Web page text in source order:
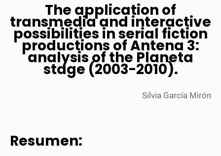
The application of
transmedia and interactive
possibilities in serial fiction
productions of Antena 3:
analysis of the Planeta
stage (2003-2010).
Silvia García Mirón
Resumen: